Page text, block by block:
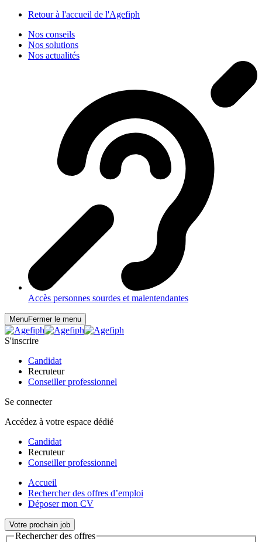
Retour à l'accueil de l'Agefiph
Nos conseils
Nos solutions
Nos actualités
Accès personnes sourdes et malentendantes
MenuFermer le menu
S'inscrire
Candidat
Recruteur
Conseiller professionnel
Se connecter
Accédez à votre espace dédié
Candidat
Recruteur
Conseiller professionnel
Accueil
Rechercher des offres d’emploi
Déposer mon CV
Votre prochain job
Rechercher des offres